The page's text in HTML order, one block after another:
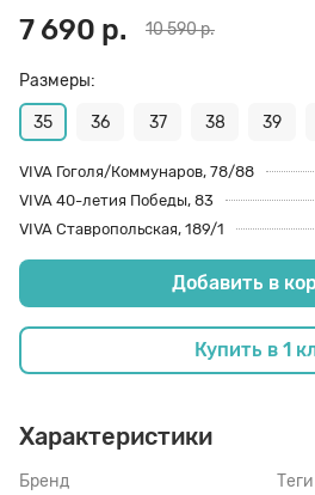
7 690 р. 10 590 р.
Размеры:
35 36 37 38 39
VIVA Гоголя/Коммунаров, 78/88
VIVA 40-летия Победы, 83
VIVA Ставропольская, 189/1
Добавить в
Купить в 1
Характеристики
Бренд Теги
70 den
8 den
Подпяточники
Полустельки
Пропитка
Пяткоудерживатели
Растяжитель и Очиститель
Рожки